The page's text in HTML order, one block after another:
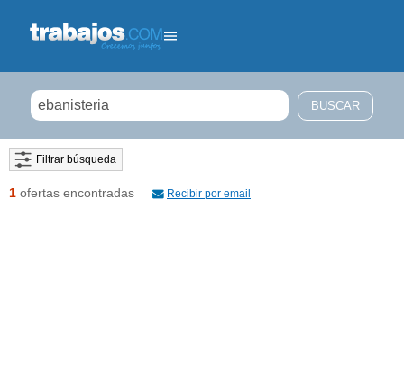
Filtrar búsqueda
1 ofertas encontradas Recibir por email